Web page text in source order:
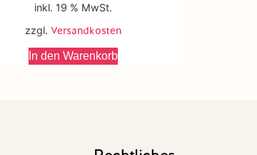
inkl. 19 % MwSt.
zzgl. Versandkosten
In den Warenkorb